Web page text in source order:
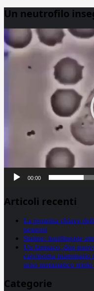
Un neutrofilo
Player
00:00
Articoli recenti
La proteina chiave
neuroni
Statine: inutilmente
Un farmaco, due
carcinoma mammario
seno metastatico
Categorie